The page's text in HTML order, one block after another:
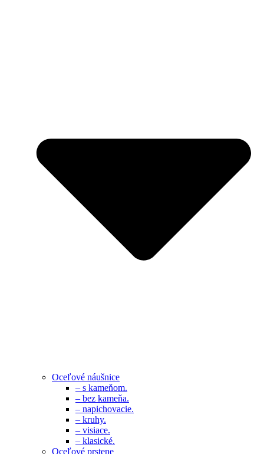
Oceľové náušnice
– s kameňom.
– bez kameňa.
– napichovacie.
– kruhy.
– visiace.
– klasické.
Oceľové prstene